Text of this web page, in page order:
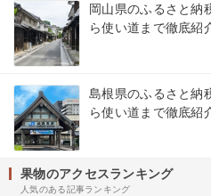
岡山県のふるさと納
ら使い道まで徹底紹
島根県のふるさと納
ら使い道まで徹底紹
果物のアクセスランキング
人気のある記事ランキング